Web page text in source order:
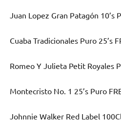
Juan Lopez Gran Patagón 10’s
Cuaba Tradicionales Puro 25’s
Romeo Y Julieta Petit Royales
Montecristo No. 1 25’s Puro
Johnnie Walker Red Label